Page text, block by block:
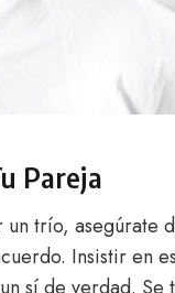
Pareja
un trío, asegúrate
Insistir en